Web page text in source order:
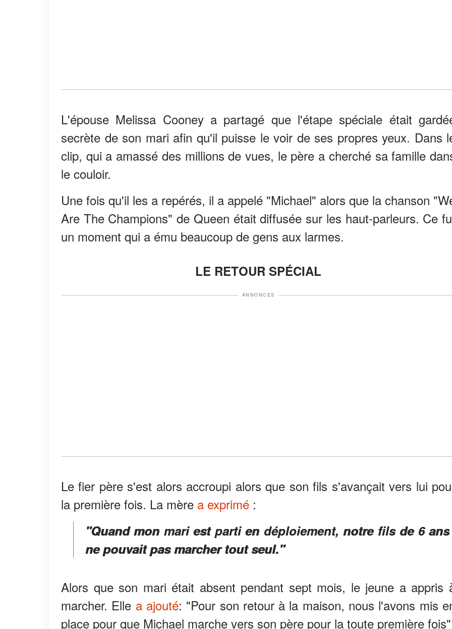
L'épouse Melissa Cooney a partagé que l'étape spéciale était
secrète de son mari afin qu'il puisse le voir de ses propres yeux. Dans
clip, qui a amassé des millions de vues, le père a cherché sa famille
le couloir.
Une fois qu'il les a repérés, il a appelé "Michael" alors que la chanson
Are The Champions" de Queen était diffusée sur les haut-parleurs. Ce
un moment qui a ému beaucoup de gens aux larmes.
LE RETOUR SPÉCIAL
ANNONCES
Le fier père s'est alors accroupi alors que son fils s'avançait vers lui
la première fois. La mère a exprimé :
"Quand mon mari est parti en déploiement, notre fils de 6 ans
ne pouvait pas marcher tout seul."
Alors que son mari était absent pendant sept mois, le jeune a appris
marcher. Elle a ajouté: "Pour son retour à la maison, nous l'avons mis
place pour que Michael marche vers son père pour la toute première